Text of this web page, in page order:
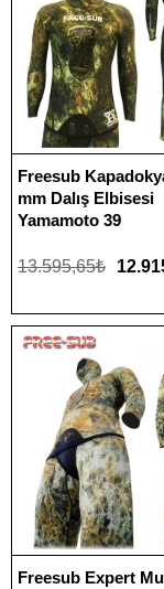
Freesub
mm Dalış Elbisesi
Yamamoto 39
13.595,65₺
Freesub Expert